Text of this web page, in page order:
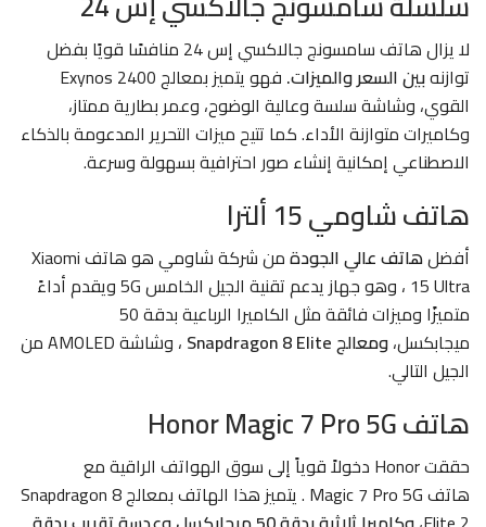
لا يزال هاتفسامسونج جالاكسي إس 24
منافسًا قويًا بفضل
توازنهبين السعر والميزات.
فهو يتميز بمعالج Exynos 2400
القوي، وشاشة سلسة وعالية الوضوح، وعمر بطارية ممتاز،
وكاميرات متوازنة الأداء. كما تتيح ميزات التحرير المدعومة بالذكاء
الاصطناعي إمكانية إنشاء صور احترافية بسهولة وسرعة.
هاتف شاومي 15 ألترا
أفضلهاتف عالي الجودةمن شركة شاومي هو هاتفXiaomi
15 Ultra
، وهو جهاز يدعم تقنية الجيل الخامس 5G ويقدم أداءً
متميزًا وميزات فائقة مثل الكاميرا الرباعية بدقة 50
ميجابكسل،ومعالج Snapdragon 8 Elite
، وشاشة AMOLED من
الجيل التالي.
هاتف Honor Magic 7 Pro 5G
حققت Honor دخولاً قوياً إلى سوق الهواتف الراقية مع
هاتفMagic 7 Pro 5G
. يتميز هذا الهاتف بمعالج Snapdragon 8